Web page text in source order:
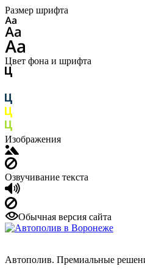
Размер шрифта
Цвет фона и шрифта
Изображения
Озвучивание текста
Обычная версия сайта
Автополив. Премиальные